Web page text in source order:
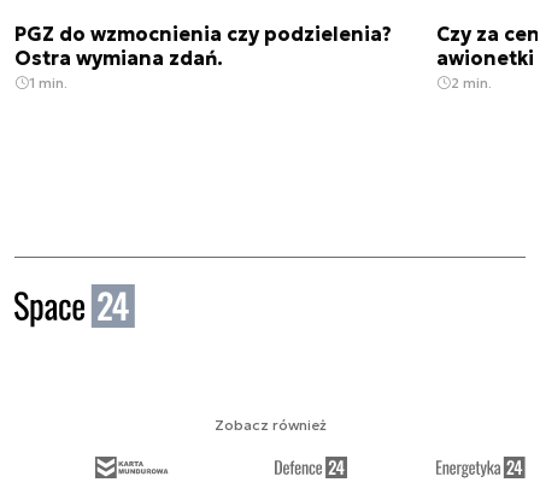
PGZ do wzmocnienia czy podzielenia?
Ostra wymiana zdań.
1 min.
Czy za
awionetki
2 min.
Zobacz również